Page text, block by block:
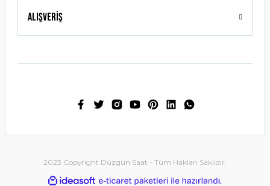
Alışveriş
2023 Copyright Düzgün Saat - Tüm Hakları Saklıdır.
ideasoft e-